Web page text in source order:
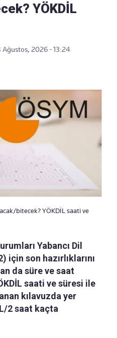
YÖKDİL
Ağustos, 2026 - 13:24
bitecek? YÖKDİL saati ve
Yabancı Dil
için son hazırlıklarını
da süre ve saat
saati ve süresi ile
kılavuzda yer
2 saat kaçta